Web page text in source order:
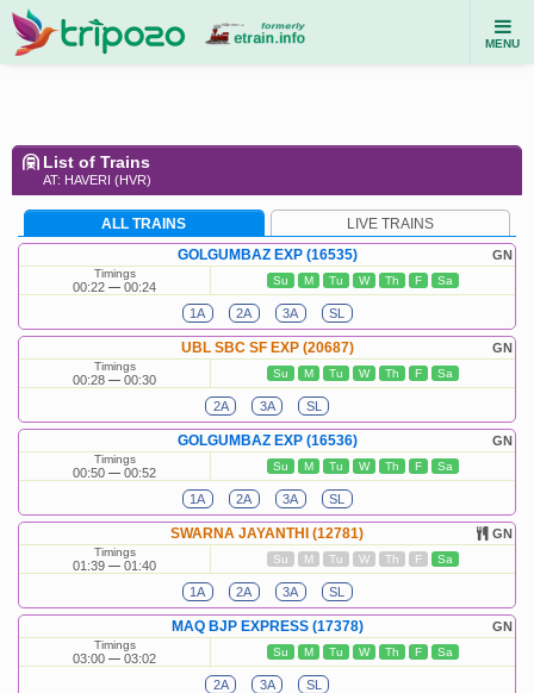
MENU
List of Trains
AT: HAVERI (HVR)
ALL TRAINS LIVE TRAINS
GN
GOLGUMBAZ EXP (16535)
Timings
00:22 00:24 Su M Tu W Th F Sa
1A 2A 3A SL
GN
UBL SBC SF EXP (20687)
Timings
00:28 00:30 Su M Tu W Th F Sa
2A 3A SL
GN
GOLGUMBAZ EXP (16536)
Timings
00:50 00:52 Su M Tu W Th F Sa
1A 2A 3A SL
GN
SWARNA JAYANTHI (12781)
Timings
01:39 01:40 Su M Tu W Th F Sa
1A 2A 3A SL
GN
MAQ BJP EXPRESS (17378)
Timings
03:00 03:02 Su M Tu W Th F Sa
2A 3A SL